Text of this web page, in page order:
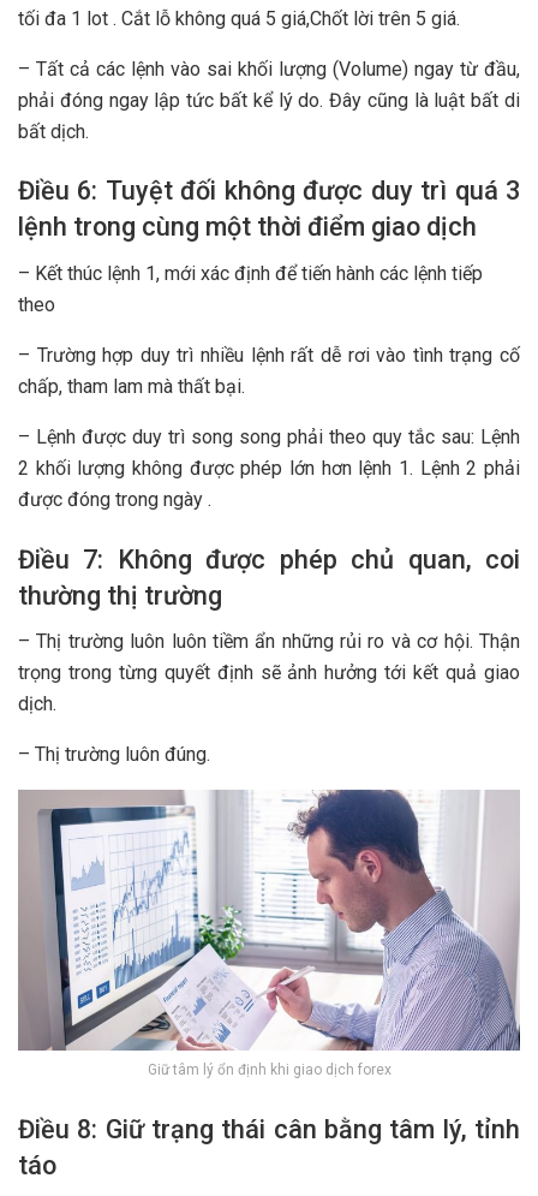
tối đa 1 lot . Cắt lỗ không quá 5 giá,Chốt lời trên 5 giá.
– Tất cả các lệnh vào sai khối lượng (Volume) ngay từ đầu,
phải đóng ngay lập tức bất kể lý do. Đây cũng là luật bất di
bất dịch.
Điều 6: Tuyệt đối không được duy trì quá 3
lệnh trong cùng một thời điểm giao dịch
– Kết thúc lệnh 1, mới xác định để tiến hành các lệnh tiếp
theo
– Trường hợp duy trì nhiều lệnh rất dễ rơi vào tình trạng cố
chấp, tham lam mà thất bại.
– Lệnh được duy trì song song phải theo quy tắc sau: Lệnh
2 khối lượng không được phép lớn hơn lệnh 1. Lệnh 2 phải
được đóng trong ngày .
Điều 7: Không được phép chủ quan, coi
thường thị trường
– Thị trường luôn luôn tiềm ẩn những rủi ro và cơ hội. Thận
trọng trong từng quyết định sẽ ảnh hưởng tới kết quả giao
dịch.
– Thị trường luôn đúng.
Giữ tâm lý ổn định khi giao dịch forex
Điều 8: Giữ trạng thái cân bằng tâm lý, tỉnh
táo